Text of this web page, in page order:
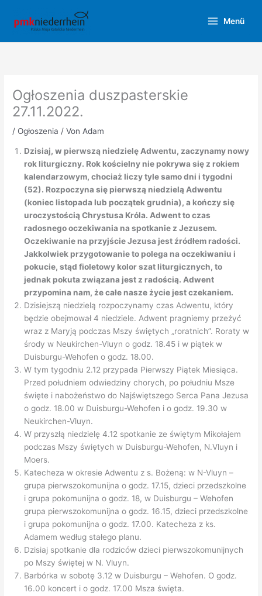
Inhalt
springen
Menü
Ogłoszenia duszpasterskie
27.11.2022.
/ Ogłoszenia / Von Adam
Dzisiaj, w pierwszą niedzielę Adwentu, zaczynamy nowy
rok liturgiczny. Rok kościelny nie pokrywa się z rokiem
kalendarzowym, chociaż liczy tyle samo dni i tygodni
(52). Rozpoczyna się pierwszą niedzielą Adwentu
(koniec listopada lub początek grudnia), a kończy się
uroczystością Chrystusa Króla. Adwent to czas
radosnego oczekiwania na spotkanie z Jezusem.
Oczekiwanie na przyjście Jezusa jest źródłem radości.
Jakkolwiek przygotowanie to polega na oczekiwaniu i
pokucie, stąd fioletowy kolor szat liturgicznych, to
jednak pokuta związana jest z radością. Adwent
przypomina nam, że całe nasze życie jest czekaniem.
Dzisiejszą niedzielą rozpoczynamy czas Adwentu, który
będzie obejmował 4 niedziele. Adwent pragniemy przeżyć
wraz z Maryją podczas Mszy świętych „roratnich”. Roraty w
środy w Neukirchen-Vluyn o godz. 18.45 i w piątek w
Duisburgu-Wehofen o godz. 18.00.
W tym tygodniu 2.12 przypada Pierwszy Piątek Miesiąca.
Przed południem odwiedziny chorych, po południu Msze
święte i nabożeństwo do Najświętszego Serca Pana Jezusa
o godz. 18.00 w Duisburgu-Wehofen i o godz. 19.30 w
Neukirchen-Vluyn.
W przyszłą niedzielę 4.12 spotkanie ze świętym Mikołajem
podczas Mszy świętych w Duisburgu-Wehofen, N.Vluyn i
Moers.
Katecheza w okresie Adwentu z s. Bożeną: w N-Vluyn –
grupa pierwszokomunijna o godz. 17.15, dzieci przedszkolne
i grupa pokomunijna o godz. 18, w Duisburgu – Wehofen
grupa pierwszokomunijna o godz. 16.15, dzieci przedszkolne
i grupa pokomunijna o godz. 17.00. Katecheza z ks.
Adamem według stałego planu.
Dzisiaj spotkanie dla rodziców dzieci pierwszokomunijnych
po Mszy świętej w N. Vluyn.
Barbórka w sobotę 3.12 w Duisburgu – Wehofen. O godz.
16.00 koncert i o godz. 17.00 Msza święta.